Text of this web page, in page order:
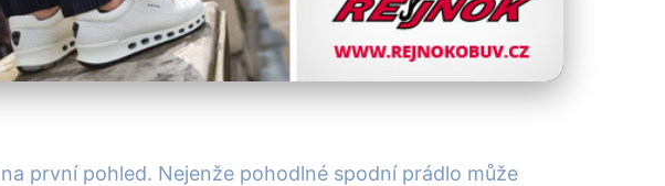
Spodní Prádlo?
první pohled. Nejenže pohodlné spodní prádlo může